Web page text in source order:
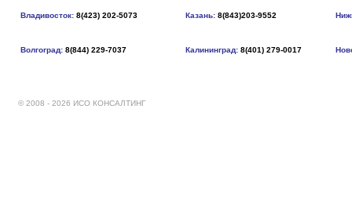
Владивосток: 8(423) 202-5073 Казань: 8(843)203-9552
Волгоград: 8(844) 229-7037 Калининград: 8(401) 279-0017
© 2008 - 2026 ИСО КОНСАЛТИНГ